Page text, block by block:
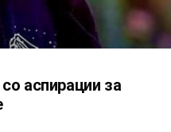
аспирации за